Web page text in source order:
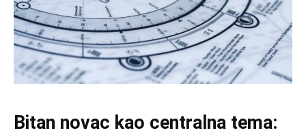
Bitan novac kao centralna tema: